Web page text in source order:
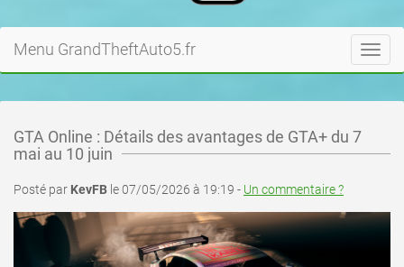
Menu GrandTheftAuto5.fr
GTA Online : Détails des avantages de GTA+ du 7
mai au 10 juin
Posté par KevFB le 07/05/2026 à 19:19 - Un commentaire ?